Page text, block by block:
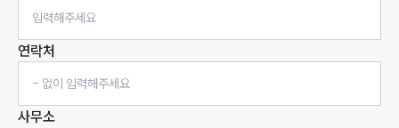
연락처
사무소